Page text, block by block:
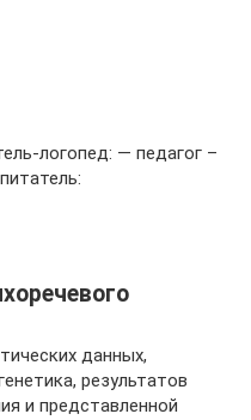
логопед: — педагог –
данных,
результатов
и представленной